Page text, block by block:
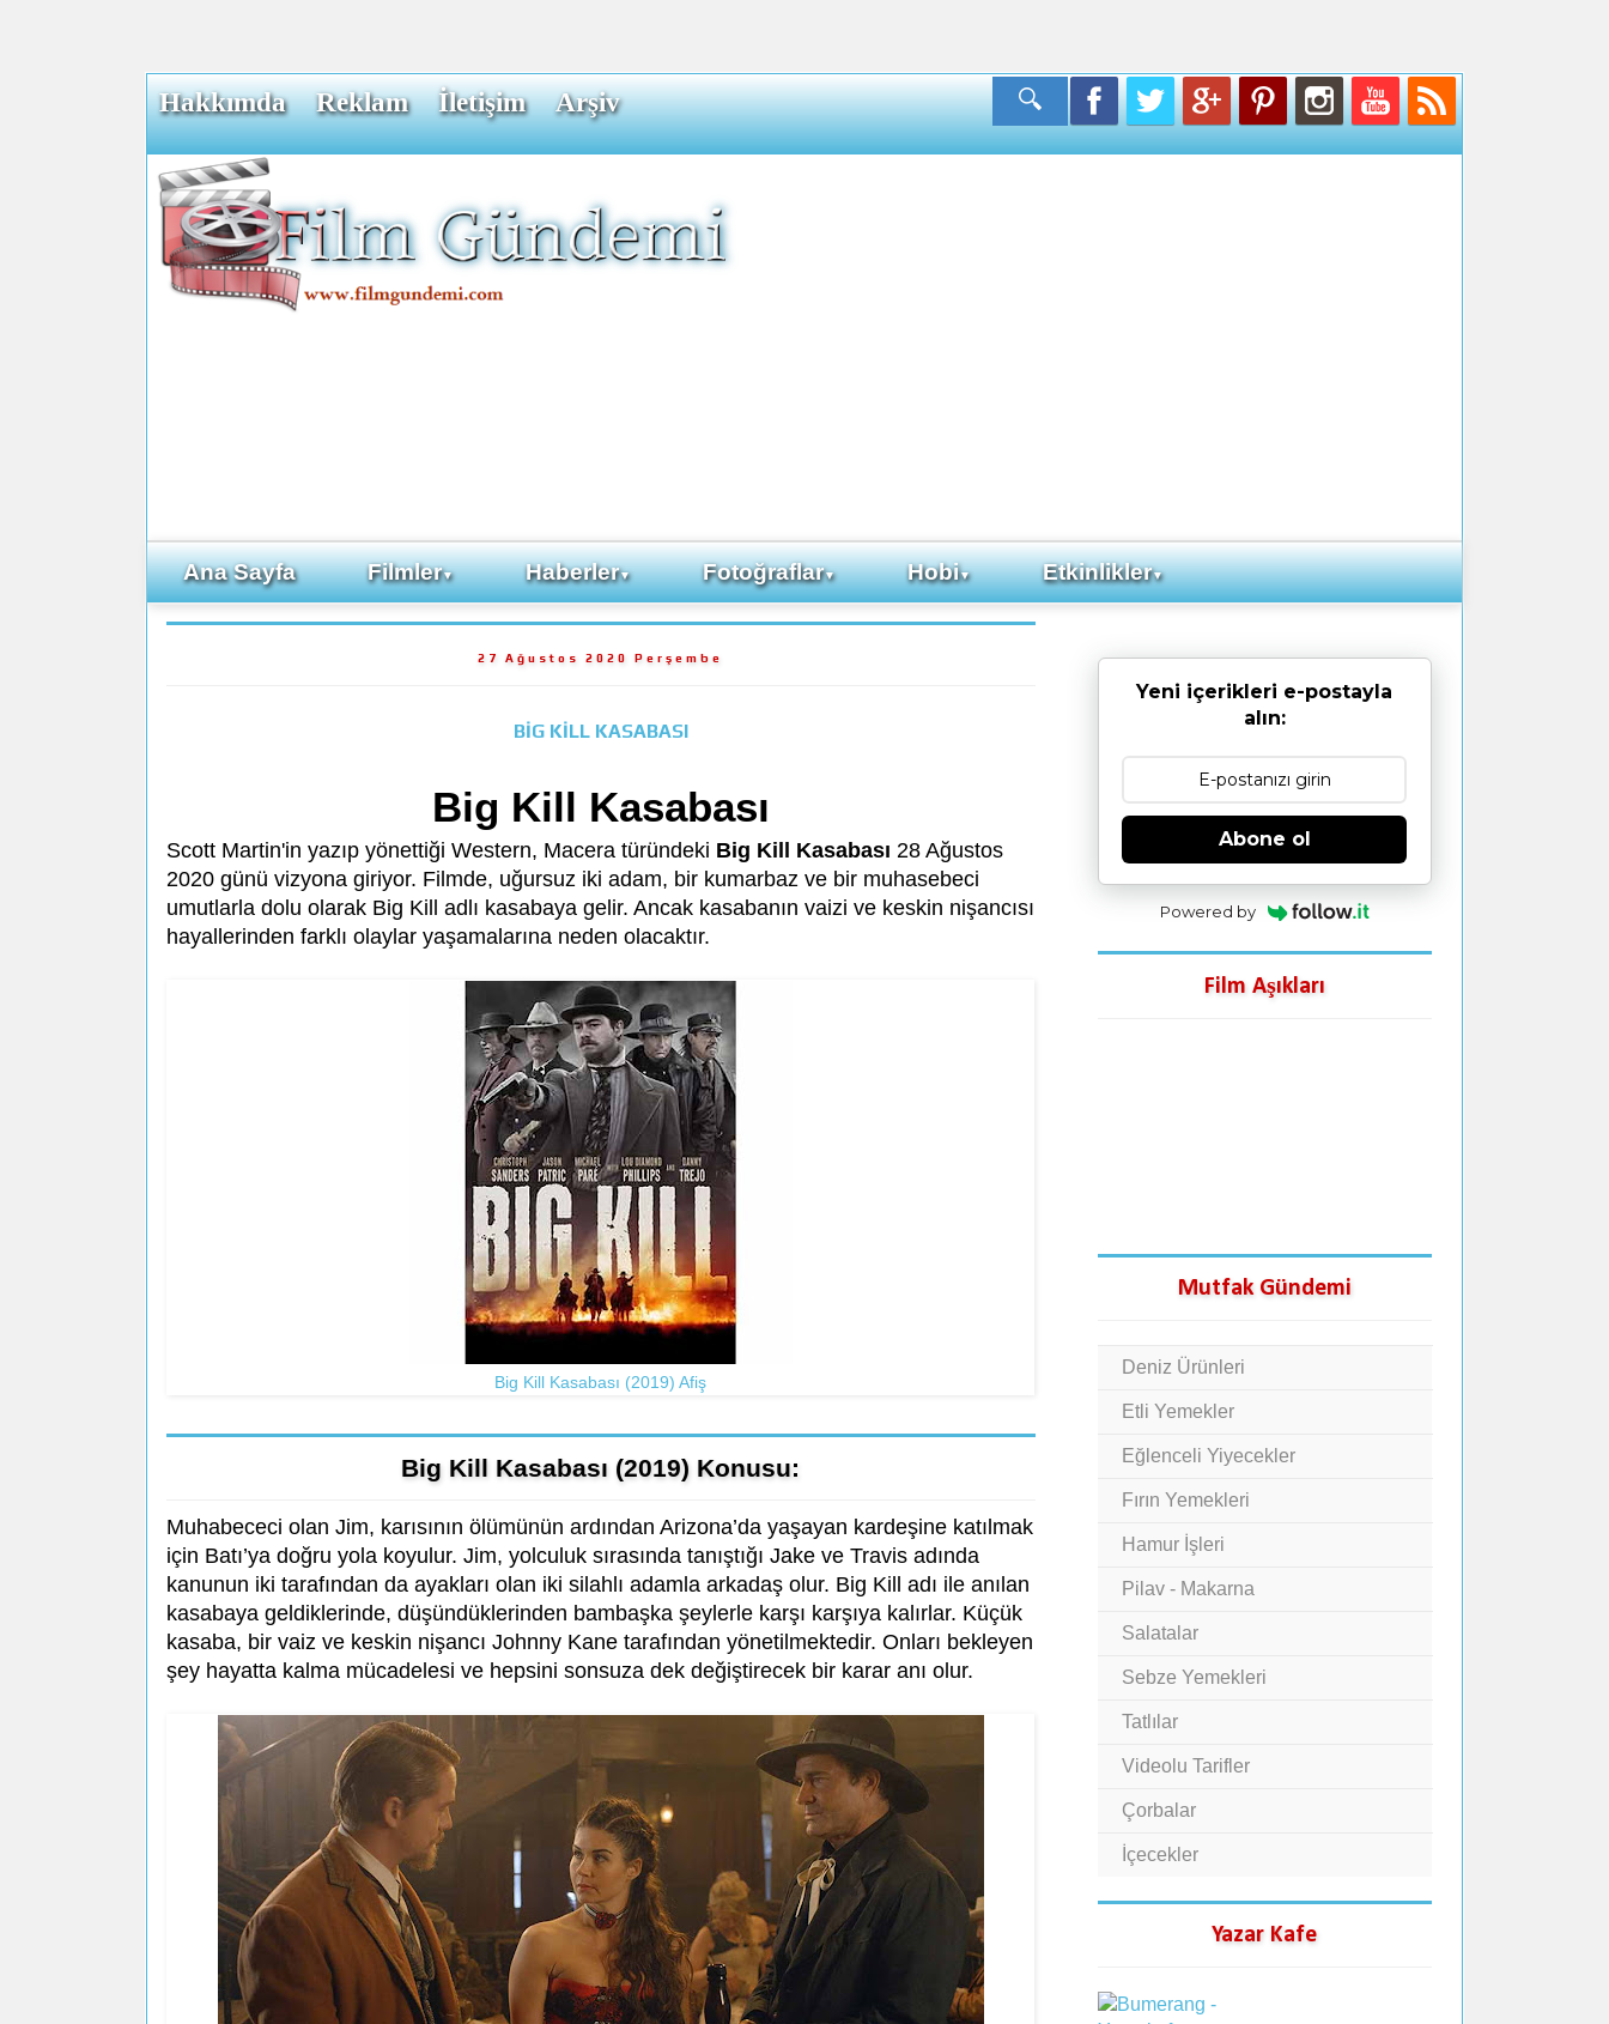
Hakkımda Reklam İletişim Arşiv
Ana Sayfa Filmler▼ Haberler▼ Fotoğraflar▼ Hobi▼ Etkinlikler▼
27 Ağustos 2020 Perşembe
BİG KİLL KASABASI
Big Kill Kasabası
Scott Martin'in yazıp yönettiği Western, Macera türündeki Big Kill Kasabası 28 Ağustos
2020 günü vizyona giriyor. Filmde, uğursuz iki adam, bir kumarbaz ve bir muhasebeci
umutlarla dolu olarak Big Kill adlı kasabaya gelir. Ancak kasabanın vaizi ve keskin nişancısı
hayallerinden farklı olaylar yaşamalarına neden olacaktır.
Big Kill Kasabası (2019) Afiş
Big Kill Kasabası (2019) Konusu:
Muhabececi olan Jim, karısının ölümünün ardından Arizona’da yaşayan kardeşine katılmak
için Batı’ya doğru yola koyulur. Jim, yolculuk sırasında tanıştığı Jake ve Travis adında
kanunun iki tarafından da ayakları olan iki silahlı adamla arkadaş olur. Big Kill adı ile anılan
kasabaya geldiklerinde, düşündüklerinden bambaşka şeylerle karşı karşıya kalırlar. Küçük
kasaba, bir vaiz ve keskin nişancı Johnny Kane tarafından yönetilmektedir. Onları bekleyen
şey hayatta kalma mücadelesi ve hepsini sonsuza dek değiştirecek bir karar anı olur.
Yeni içerikleri e-postayla
alın:
Abone ol
Powered by
Film Aşıkları
Mutfak Gündemi
Deniz Ürünleri
Etli Yemekler
Eğlenceli Yiyecekler
Fırın Yemekleri
Hamur İşleri
Pilav - Makarna
Salatalar
Sebze Yemekleri
Tatlılar
Videolu Tarifler
Çorbalar
İçecekler
Yazar Kafe